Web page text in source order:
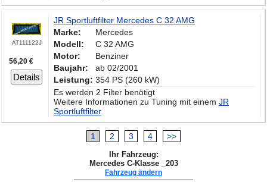
AT111122J
56,20 €
Details
JR Sportluftfilter Mercedes C 32 AMG
Marke:
Mercedes
Modell:
C 32 AMG
Motor:
Benziner
Baujahr:
ab 02/2001
Leistung: 354 PS (260 kW)
Es werden 2 Filter benötigt
Weitere Informationen zu Tuning mit einem JR
Sportluftfilter
1 2 3 4 >>
Ihr Fahrzeug:
Mercedes C-Klasse _203
Fahrzeug ändern